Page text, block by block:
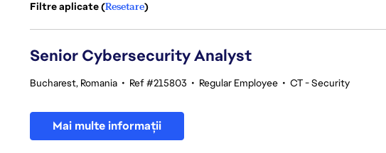
21-40 din 354 rezultate
Filtre aplicate (Resetare)
Senior Cybersecurity Analyst
Bucharest, Romania • Ref #215803 • Regular Employee • CT - Security
Mai multe informații